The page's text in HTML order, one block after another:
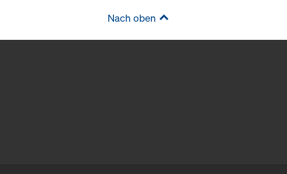
Nach oben